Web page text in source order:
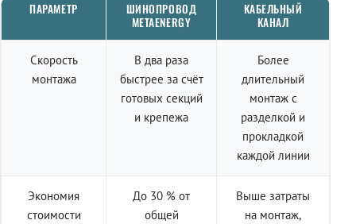
ПАРАМЕТР
ШИНОПРОВОД
METAENERGY
КАБЕЛЬНЫЙ
КАНАЛ
Скорость
монтажа
В два раза
быстрее за счёт
готовых секций
и крепежа
Более
длительный
монтаж с
разделкой и
прокладкой
каждой линии
Экономия
стоимости
До 30 % от
общей
Выше затраты
на монтаж,